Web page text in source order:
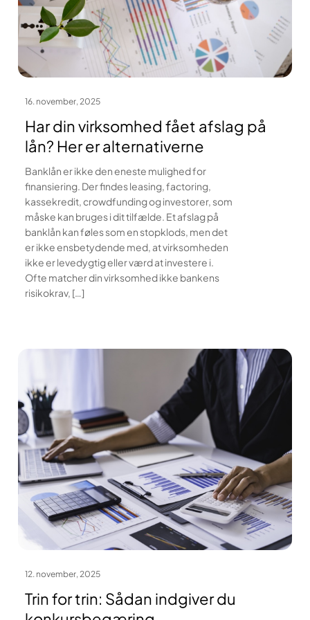
16. november, 2025
Har din virksomhed fået afslag på
lån? Her er alternativerne
Banklån er ikke den eneste mulighed for
finansiering. Der findes leasing, factoring,
kassekredit, crowdfunding og investorer, som
måske kan bruges i dit tilfælde. Et afslag på
banklån kan føles som en stopklods, men det
er ikke ensbetydende med, at virksomheden
ikke er levedygtig eller værd at investere i.
Ofte matcher din virksomhed ikke bankens
risikokrav, […]
12. november, 2025
Trin for trin: Sådan indgiver du